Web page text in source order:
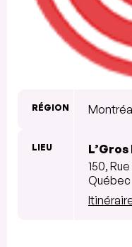
RÉGION
LIEU
L’Gros
150,
Québec